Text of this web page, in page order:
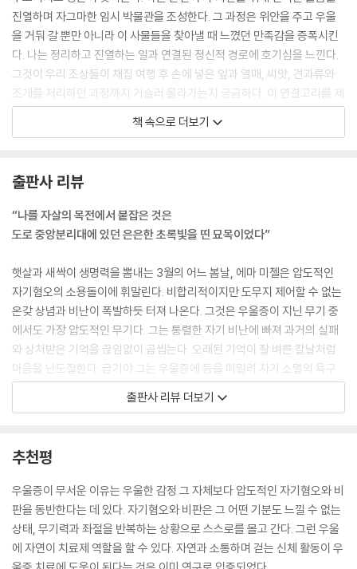
진열하며 자그마한 임시 박물관을 조성한다. 그 과정은 위안을 주고 우울
을 거둬 갈 뿐만 아니라 이 사물들을 찾아낼 때 느꼈던 만족감을 증폭시킨
다. 나는 정리하고 진열하는 일과 연결된 정신적 경로에 호기심을 느낀다.
그것이 우리 조상들이 채집 여행 후 손에 넣은 잎과 열매, 씨앗, 견과류와
조개를 처리하던 과정까지 거슬러 올라가는지 궁금하다. 이 연결고리를 제
대로 연구하려면 상당한 예산과 고고학자, 뇌신경학자의 작은 군단이 필요
하리라. 내가 아는 것은 단지 발견한 것들을 가지런히 늘어놓는 소위 ‘놀링
--- p.64
길모퉁이를 도니 왼쪽 도로변에서 천천히 날아가는 가면올빼미 한 마리가
풀줄기 사이로 급강하한다. (…) 녀석이 지나갈 때 발톱에 쥐어진 작은 회
색의 몸체와 짤막한 꼬리가 눈에 들어온다. 들쥐다. 나는 차를 돌려서 올빼
미가 내려앉은 들판 가까이에 있는 널따란 갓길로 달려간다. 산울타리로
가려진 풀밭에 올빼미가 어깨를 수그리고 앉아 있다. 아마도 은밀한 장소
를 골라 식사를 즐기고 있나 보다. 해가 지평선에 가 닿는 동안 올빼미는 먹
이를 물어뜯고, 나무와 산울타리에는 황금빛 후광이 내려앉는다. 평생 목
격한 것 중에서도 손꼽게 아름다운 풍경이다. 새삼 내가 얼마나 우울증에
지치든, 얼마나 기만당하고 무기력해지고 황폐해지든 간에 이런 광경과 만
나고, 그에 따른 치유 효과로 머리를 채울 수만 있다면 계속 싸워나갈 가치
--- p.111~112
머릿속을 할퀴던 지난 넉 달 동안, 나는 초목과 야생동물 사이에서 시간을
보내며 그놈을 피할 수 있었다. 나는 해변과 습지, 숲과 초원을 찾아다니며
의기양양한 찌르레기 떼와 갈퀴덩굴 새싹의 풋풋한 신록으로 눈과 마음을
가득 채웠다. 날씨를 가리지 않고 산책에 나섰으며, 그렇게 옮긴 걸음 하나
책 속으로 더보기
출판사 리뷰
“나를 자살의 목전에서 붙잡은 것은
도로 중앙분리대에 있던 은은한 초록빛을 띤 묘목이었다”
햇살과 새싹이 생명력을 뽐내는 3월의 어느 봄날, 에마 미첼은 압도적인
자기혐오의 소용돌이에 휘말린다. 비합리적이지만 도무지 제어할 수 없는
온갖 상념과 비난이 폭발하듯 터져 나온다. 그것은 우울증이 지닌 무기 중
에서도 가장 압도적인 무기다. 그는 통렬한 자기 비난에 빠져 과거의 실패
와 상처받은 기억을 끊임없이 곱씹는다. 오래된 기억이 잘 벼른 칼날처럼
마음을 난도질한다. 급기야 그는 우울증에 등을 떠밀려 자기 소멸의 욕구
로 비틀비틀 나아간다. 그날 미첼이 경험한 것은 병증이 저항할 수 없을 만
큼 완강해지는 경계선, ‘우울증의 블랙홀’이다. 그는 강렬한 공포와 참을 수
남은 것은 절망과 죽음밖에 없다고 느껴지던 순간, 미첼은 도로 중앙분리
대에서 새로이 자라나는 조그만 묘목을 발견한다. 눈앞을 스치는 연한 초
록빛의 잎사귀가 그의 눈길을 사로잡는다. 초봄의 햇살과 신록이 죽음을
향해 치닫는 감정의 폭풍을 진정시킨다. 그와 함께 사라진 줄 알았던 마음
의 온전한 부분, 자연에서 치유를 구하는 뇌의 일부분이 깨어난다. “나무
출판사 리뷰 더보기
추천평
우울증이 무서운 이유는 우울한 감정 그 자체보다 압도적인 자기혐오와 비
판을 동반한다는 데 있다. 자기혐오와 비판은 그 어떤 기분도 느낄 수 없는
상태, 무기력과 좌절을 반복하는 상황으로 스스로를 몰고 간다. 그런 우울
에 자연이 치료제 역할을 할 수 있다. 자연과 소통하며 걷는 신체 활동이 우